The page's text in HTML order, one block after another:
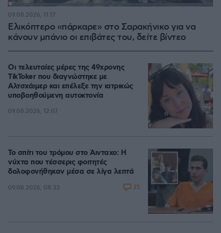
Loaded
Ελικόπτερο «πάρκαρε» στο Σαρακήνικο για να
κάνουν μπάνιο οι επιβάτες του, δείτε βίντεο
09.08.2026, 11:17
Οι τελευταίες μέρες της 49χρονης
TikToker που διαγνώστηκε με
Αλτσχάιμερ και επέλεξε την ιατρικώς
υποβοηθούμενη αυτοκτονία
09.08.2026, 12:07
Το σπίτι του τρόμου στο Άινταχο: Η
νύχτα που τέσσερις φοιτητές
δολοφονήθηκαν μέσα σε λίγα λεπτά
09.08.2026, 08:33 25